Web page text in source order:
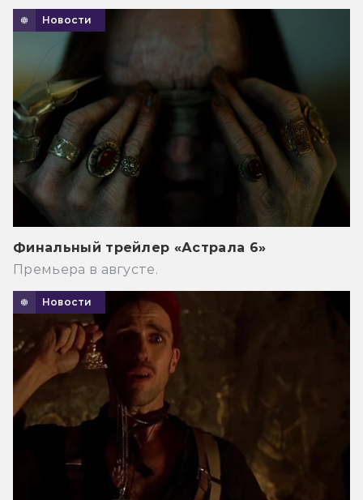
Новости
Финальный трейлер «Астрала 6»
Премьера в августе.
Новости